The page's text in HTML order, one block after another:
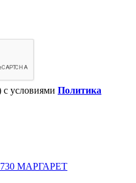
с условиями Политика
МАРГАРЕТ